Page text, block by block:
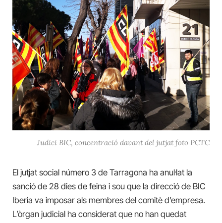
Judici BIC, concentració davant del jutjat foto PCTC
El jutjat social número 3 de Tarragona ha anul·lat la
sanció de 28 dies de feina i sou que la direcció de BIC
Iberia va imposar als membres del comitè d’empresa.
L’òrgan judicial ha considerat que no han quedat